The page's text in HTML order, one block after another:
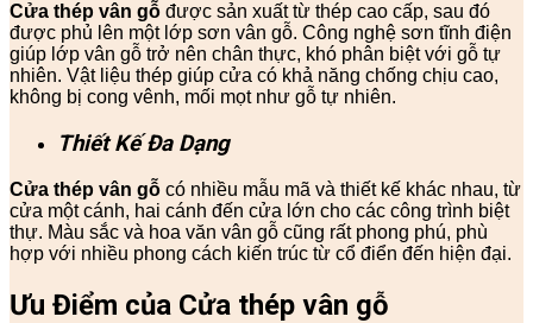
Cửa thép vân gỗ được sản xuất từ thép cao cấp, sau đó
được phủ lên một lớp sơn vân gỗ. Công nghệ sơn tĩnh điện
giúp lớp vân gỗ trở nên chân thực, khó phân biệt với gỗ tự
nhiên. Vật liệu thép giúp cửa có khả năng chống chịu cao,
không bị cong vênh, mối mọt như gỗ tự nhiên.
Thiết Kế Đa Dạng
Cửa thép vân gỗ có nhiều mẫu mã và thiết kế khác nhau, từ
cửa một cánh, hai cánh đến cửa lớn cho các công trình biệt
thự. Màu sắc và hoa văn vân gỗ cũng rất phong phú, phù
hợp với nhiều phong cách kiến trúc từ cổ điển đến hiện đại.
Ưu Điểm của Cửa thép vân gỗ